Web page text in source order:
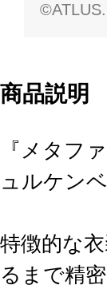
商品説明
『メタフ
ュルケン
特徴的な
るまで精密